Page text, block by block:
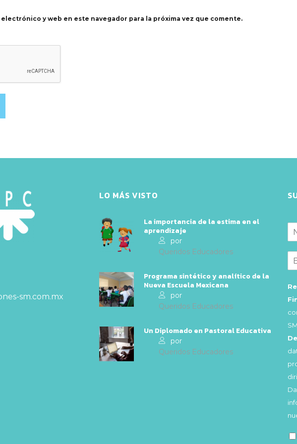
y web en este navegador para la próxima vez que comente.
sm.com.mx
LO MÁS VISTO
La importancia de la estima en el
aprendizaje
por
Queridos Educadores
Programa sintético y analítico de la
Nueva Escuela Mexicana
por
Queridos Educadores
Un Diplomado en Pastoral Educativa
por
Queridos Educadores